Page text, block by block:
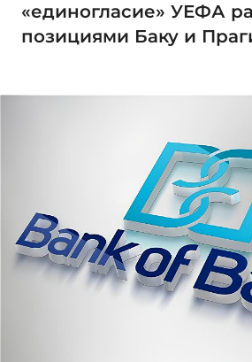
«единогласие» УЕФА
позициями Баку и